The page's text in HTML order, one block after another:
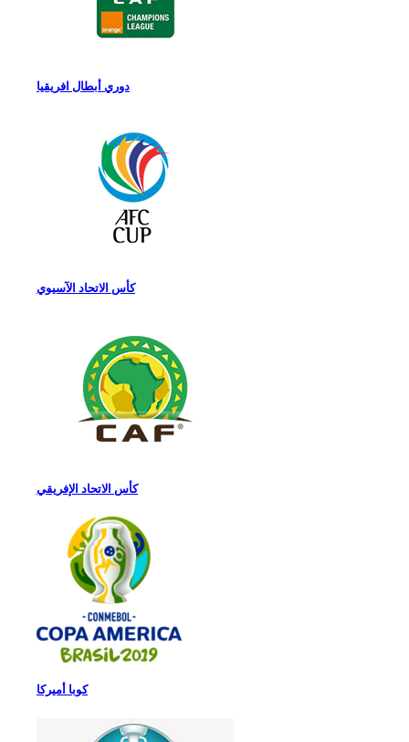
دوري أبطال افريقيا
كأس الاتحاد الآسيوي
كأس الاتحاد الإفريقي
كوبا أميركا